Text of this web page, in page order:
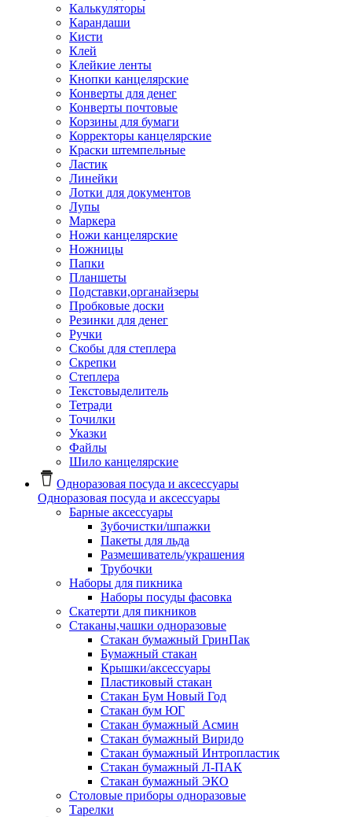
Калькуляторы
Карандаши
Кисти
Клей
Клейкие ленты
Кнопки канцелярские
Конверты для денег
Конверты почтовые
Корзины для бумаги
Корректоры канцелярские
Краски штемпельные
Ластик
Линейки
Лотки для документов
Лупы
Маркера
Ножи канцелярские
Ножницы
Папки
Планшеты
Подставки,органайзеры
Пробковые доски
Резинки для денег
Ручки
Скобы для степлера
Скрепки
Степлера
Текстовыделитель
Тетради
Точилки
Указки
Файлы
Шило канцелярские
Одноразовая посуда и аксессуары
Одноразовая посуда и аксессуары
Барные аксессуары
Зубочистки/шпажки
Пакеты для льда
Размешиватель/украшения
Трубочки
Наборы для пикника
Наборы посуды фасовка
Скатерти для пикников
Стаканы,чашки одноразовые
Cтакан бумажный ГринПак
Бумажный стакан
Крышки/аксессуары
Пластиковый стакан
Стакан Бум Новый Год
Стакан бум ЮГ
Стакан бумажный Асмин
Стакан бумажный Виридо
Стакан бумажный Интропластик
Стакан бумажный Л-ПАК
Стакан бумажный ЭКО
Столовые приборы одноразовые
Тарелки